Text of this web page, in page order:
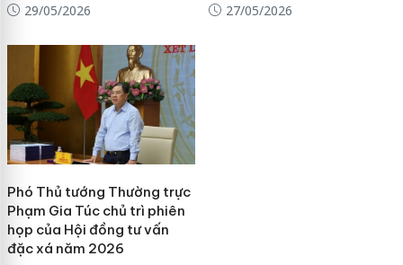
29/05/2026
27/05/2026
Phó Thủ tướng Thường trực
Phạm Gia Túc chủ trì phiên
họp của Hội đồng tư vấn
đặc xá năm 2026